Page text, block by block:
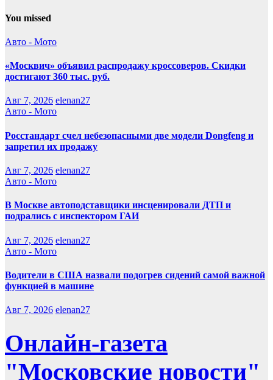
You missed
Авто - Мото
«Москвич» объявил распродажу кроссоверов. Скидки
достигают 360 тыс. руб.
Авг 7, 2026 elenan27
Авто - Мото
Росстандарт счел небезопасными две модели Dongfeng и
запретил их продажу
Авг 7, 2026 elenan27
Авто - Мото
В Москве автоподставщики инсценировали ДТП и
подрались с инспектором ГАИ
Авг 7, 2026 elenan27
Авто - Мото
Водители в США назвали подогрев сидений самой важной
функцией в машине
Авг 7, 2026 elenan27
Онлайн-газета
"Московские новости"